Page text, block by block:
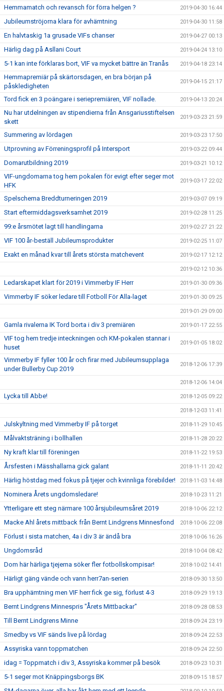
Hemmamatch och revansch för förra helgen ? 2019-04-30 16:44
Jubileumströjorna klara för avhämtning 2019-04-30 11:58
En halvtaskig 1a grusade VIFs chanser 2019-04-27 00:13
Härlig dag på Asllani Court 2019-04-24 13:10
5-1 kan inte förklaras bort, VIF va mycket bättre än Tranås 2019-04-18 23:14
Hemmapremiär på skärtorsdagen, en bra början på
påskledigheten
2019-04-15 21:17
Tord fick en 3 poängare i seriepremiären, VIF nollade. 2019-04-13 20:24
Nu har utdelningen av stipendierna från Ansgariusstiftelsen
skett
2019-03-23 21:59
Summering av lördagen 2019-03-23 17:50
Utprovning av Förreningsprofil på Intersport 2019-03-22 09:44
Domarutbildning 2019 2019-03-21 10:12
VIF-ungdomarna tog hem pokalen för evigt efter seger mot
HFK
2019-03-17 22:02
Spelschema Breddturneringen 2019 2019-03-07 09:19
Start eftermiddagsverksamhet 2019 2019-02-28 11:25
99:e årsmötet lagt till handlingarna 2019-02-27 21:22
VIF 100 år-beställ Jubileumsprodukter 2019-02-25 11:07
Exakt en månad kvar till årets största matchevent 2019-02-17 12:12
2019-02-12 10:36
Ledarskapet klart för 2019 i Vimmerby IF Herr 2019-01-30 09:36
Vimmerby IF söker ledare till Fotboll För Alla-laget 2019-01-30 09:25
2019-01-29 09:00
Gamla rivalerna IK Tord borta i div 3 premiären 2019-01-17 22:55
VIF tog hem tredje inteckningen och KM-pokalen stannar i
huset
2019-01-05 18:02
Vimmerby IF fyller 100 år och firar med Jubileumsupplaga
under Bullerby Cup 2019
2018-12-06 17:39
2018-12-06 14:04
Lycka till Abbe! 2018-12-05 09:22
2018-12-03 11:41
Julskyltning med Vimmerby IF på torget 2018-11-29 10:45
Målvaktsträning i bollhallen 2018-11-28 20:22
Ny kraft klar till föreningen 2018-11-22 19:53
Årsfesten i Mässhallarna gick galant 2018-11-11 20:42
Härlig höstdag med fokus på tjejer och kvinnliga förebilder! 2018-11-03 14:48
Nominera Årets ungdomsledare! 2018-10-23 11:21
Ytterligare ett steg närmare 100 årsjubileumsåret 2019 2018-10-06 22:12
Macke Ahl årets mittback från Bernt Lindgrens Minnesfond 2018-10-06 22:08
Förlust i sista matchen, 4a i div 3 är ändå bra 2018-10-06 16:26
Ungdomsråd 2018-10-04 08:42
Dom här härliga tjejerna söker fler fotbollskompisar! 2018-10-02 14:41
Härligt gäng vände och vann herr7an-serien 2018-09-30 13:50
Bra upphämtning men VIF herr fick ge sig, förlust 4-3 2018-09-29 19:13
Bernt Lindgrens Minnespris "Årets Mittbackar" 2018-09-28 08:53
Till Bernt Lindgrens Minne 2018-09-24 23:19
Smedby vs VIF sänds live på lördag 2018-09-24 22:53
Assyriska vann toppmatchen 2018-09-24 22:50
idag = Toppmatch i div 3, Assyriska kommer på besök 2018-09-23 10:31
5-1 seger mot Knäppingsborgs BK 2018-09-15 18:57